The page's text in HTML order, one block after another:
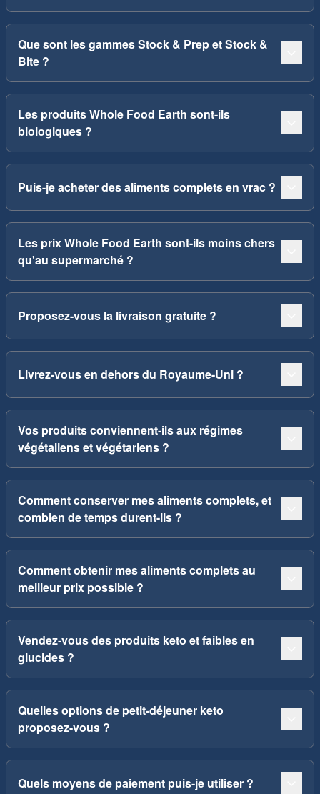
Que sont les gammes Stock & Prep et Stock &
Bite ?
Les produits Whole Food Earth sont-ils
biologiques ?
Puis-je acheter des aliments complets en vrac ?
Les prix Whole Food Earth sont-ils moins chers
qu'au supermarché ?
Proposez-vous la livraison gratuite ?
Livrez-vous en dehors du Royaume-Uni ?
Vos produits conviennent-ils aux régimes
végétaliens et végétariens ?
Comment conserver mes aliments complets, et
combien de temps durent-ils ?
Comment obtenir mes aliments complets au
meilleur prix possible ?
Vendez-vous des produits keto et faibles en
glucides ?
Quelles options de petit-déjeuner keto
proposez-vous ?
Quels moyens de paiement puis-je utiliser ?